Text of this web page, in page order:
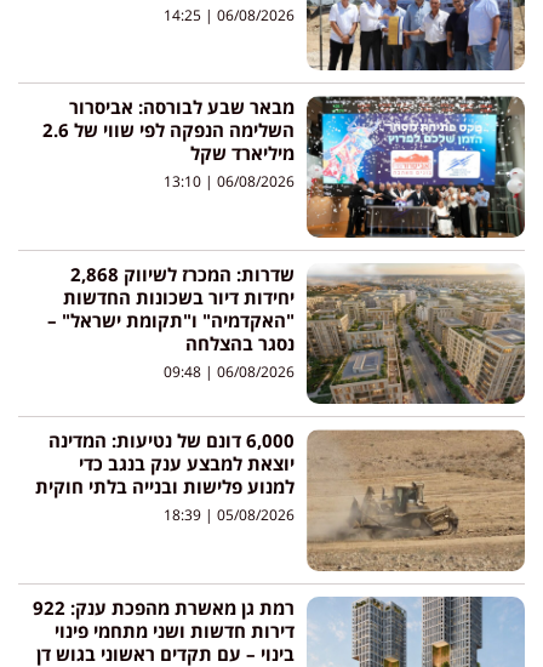
06/08/2026
מבאר שבע לבורסה: אביסרור
השלימה הנפקה לפי שווי של 2.6
מיליארד שקל
06/08/2026
שדרות: המכרז לשיווק 2,868
יחידות דיור בשכונות החדשות
"האקדמיה" ו"תקומת ישראל" –
נסגר בהצלחה
06/08/2026
6,000 דונם של נטיעות: המדינה
יוצאת למבצע ענק בנגב כדי
למנוע פלישות ובנייה בלתי חוקית
05/08/2026
רמת גן מאשרת מהפכת ענק: 922
דירות חדשות ושני מתחמי פינוי
בינוי – עם תקדים ראשוני בגוש דן